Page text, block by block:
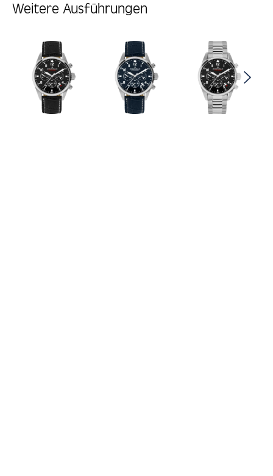
Weitere Ausführungen
Produktgalerie überspringen